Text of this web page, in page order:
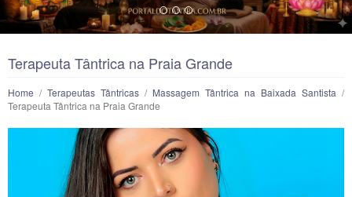
Terapeuta Tântrica na Praia Grande
Home / Terapeutas Tântricas / Massagem Tântrica na Baixada Santista /
Terapeuta Tântrica na Praia Grande